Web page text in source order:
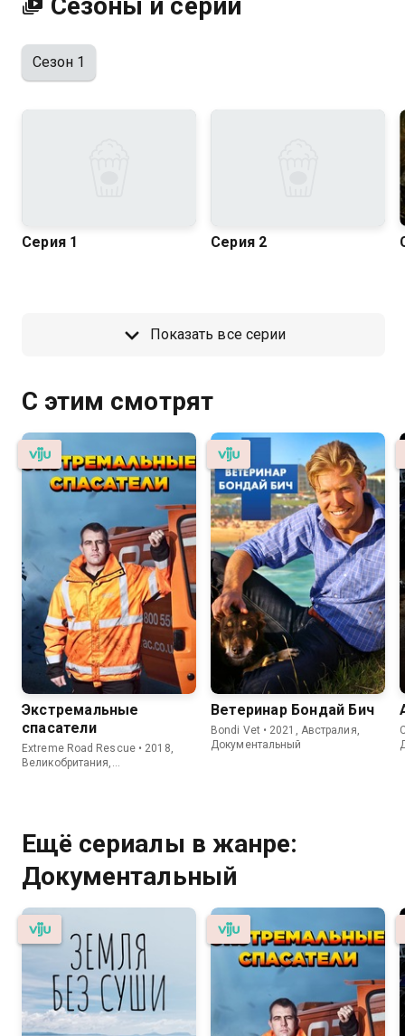
Сезон 1
Серия 1 Серия 2
Показать все серии
С этим смотрят
Экстремальные
спасатели
Extreme Road Rescue • 2018,
Великобритания,
Ветеринар Бондай Бич
Bondi Vet • 2021, Австралия,
Документальный
Ещё сериалы в жанре:
Документальный